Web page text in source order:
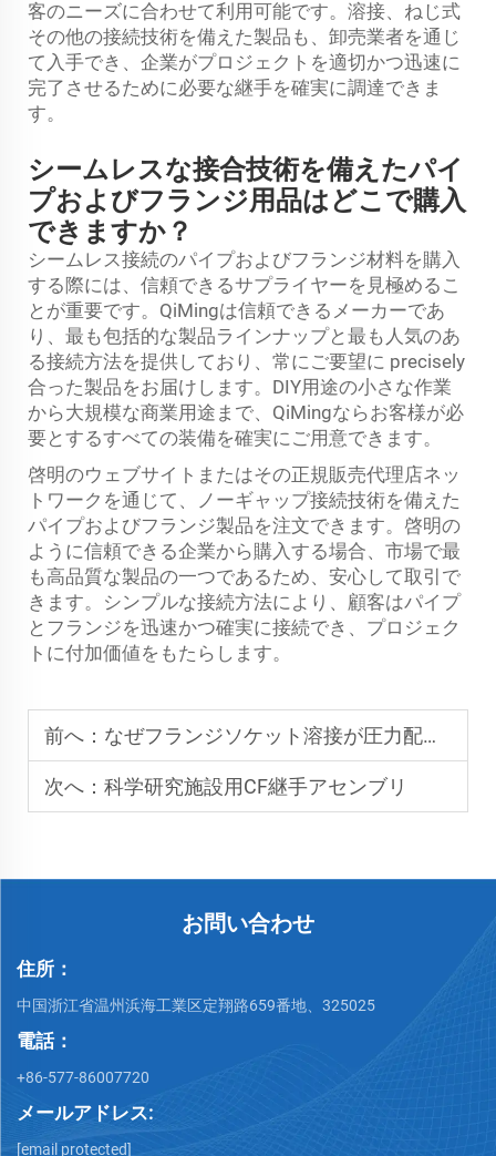
客のニーズに合わせて利用可能です。溶接、ねじ式
その他の接続技術を備えた製品も、卸売業者を通じ
て入手でき、企業がプロジェクトを適切かつ迅速に
完了させるために必要な継手を確実に調達できま
す。
シームレスな接合技術を備えたパイ
プおよびフランジ用品はどこで購入
できますか？
シームレス接続のパイプおよびフランジ材料を購入
する際には、信頼できるサプライヤーを見極めるこ
とが重要です。QiMingは信頼できるメーカーであ
り、最も包括的な製品ラインナップと最も人気のあ
る接続方法を提供しており、常にご要望に precisely
合った製品をお届けします。DIY用途の小さな作業
から大規模な商業用途まで、QiMingならお客様が必
要とするすべての装備を確実にご用意できます。
啓明のウェブサイトまたはその正規販売代理店ネッ
トワークを通じて、ノーギャップ接続技術を備えた
パイプおよびフランジ製品を注文できます。啓明の
ように信頼できる企業から購入する場合、市場で最
も高品質な製品の一つであるため、安心して取引で
きます。シンプルな接続方法により、顧客はパイプ
とフランジを迅速かつ確実に接続でき、プロジェク
トに付加価値をもたらします。
前へ： なぜフランジソケット溶接が圧力配管システムで使用されるのか
次へ： 科学研究施設用CF継手アセンブリ
お問い合わせ
住所：
中国浙江省温州浜海工業区定翔路659番地、325025
電話：
+86-577-86007720
メールアドレス:
[email protected]